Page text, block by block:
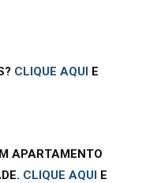
CLIQUE AQUI E
APARTAMENTO
CLIQUE AQUI E